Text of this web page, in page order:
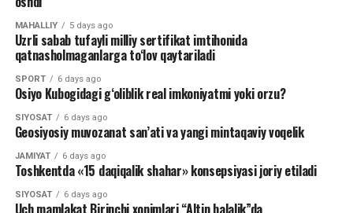
MAHALLIY 5 days ago
Uzrli sabab tufayli milliy sertifikat imtihonida
qatnasholmaganlarga to‘lov qaytariladi
SPORT 6 days ago
Osiyo Kubogidagi g‘oliblik real imkoniyatmi yoki orzu?
SIYOSAT 6 days ago
Geosiyosiy muvozanat san’ati va yangi mintaqaviy voqelik
JAMIYAT 6 days ago
Toshkentda «15 daqiqalik shahar» konsepsiyasi joriy etiladi
SIYOSAT 6 days ago
Uch mamlakat Birinchi xonimlari “Altin balalik”da